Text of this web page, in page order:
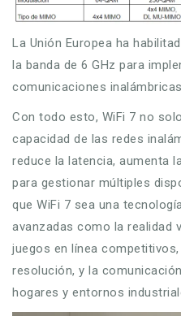
La Unión Europea ha
la banda de 6 GHz para
comunicaciones
Con todo esto, WiFi 7 no
capacidad de las redes
reduce la latencia, aumenta
para gestionar múltiples
que WiFi 7 sea una
avanzadas como la realidad
juegos en línea
resolución, y la
hogares y entornos